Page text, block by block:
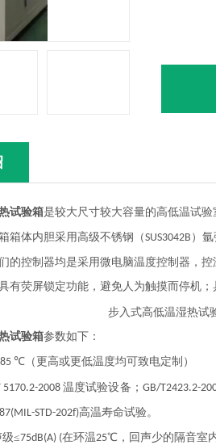
试验箱是较大尺寸较大容量的高低温试
箱体内胆采用高级不锈钢（SUS3042B ）
的控制器均是采用微电脑温度控制器，
有荧屏锁定功能，避免人为触摸而停机；
试验箱参数如下：
85 ℃（更高或更低温度均可致电定制）
5170.2-2008 温度试验设备； GB/T2423.2-
STD-202f)高温寿命试验。
级≤75dB(A) (在环温25℃，回声少的隔音室